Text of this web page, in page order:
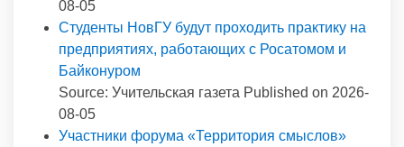
08-05
Студенты НовГУ будут проходить практику на
предприятиях, работающих с Росатомом и
Байконуром
Source: Учительская газета Published on 2026-
08-05
Участники форума «Территория смыслов»